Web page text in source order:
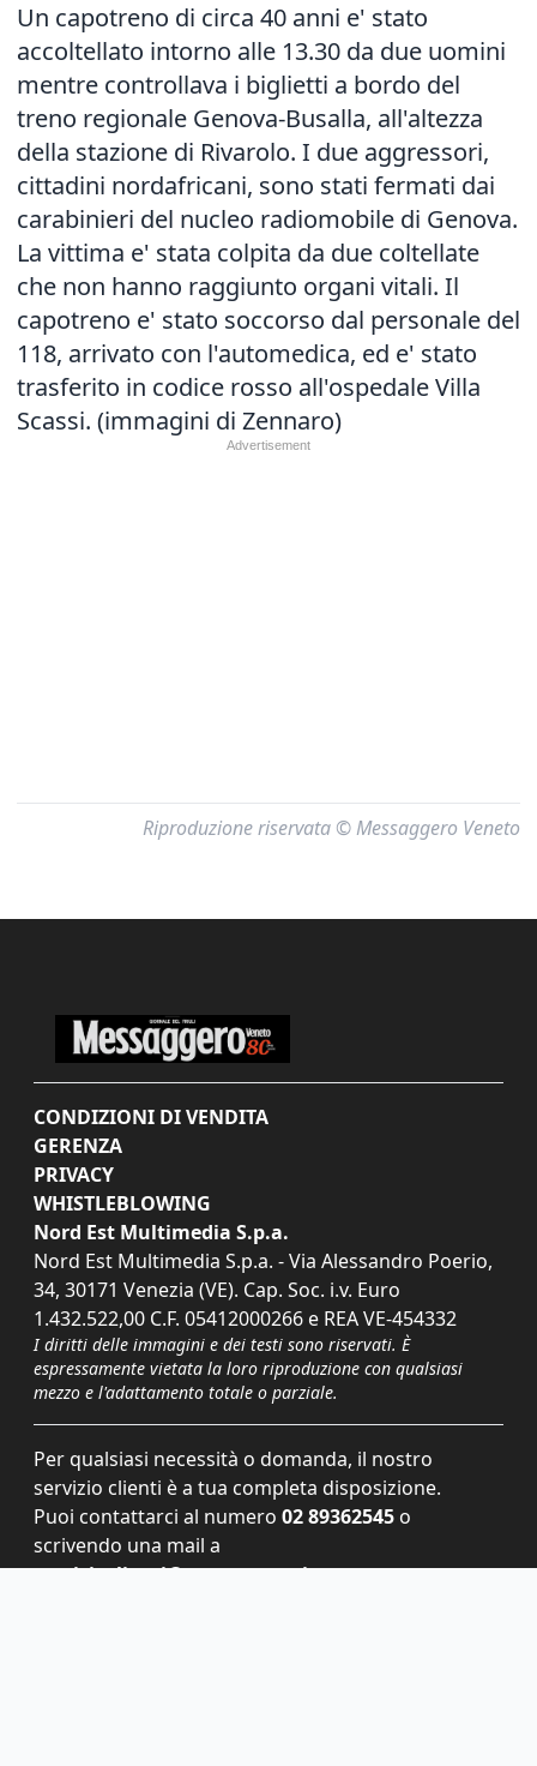
Un capotreno di circa 40 anni e' stato
accoltellato intorno alle 13.30 da due uomini
mentre controllava i biglietti a bordo del
treno regionale Genova-Busalla, all'altezza
della stazione di Rivarolo. I due aggressori,
cittadini nordafricani, sono stati fermati dai
carabinieri del nucleo radiomobile di Genova.
La vittima e' stata colpita da due coltellate
che non hanno raggiunto organi vitali. Il
capotreno e' stato soccorso dal personale del
118, arrivato con l'automedica, ed e' stato
trasferito in codice rosso all'ospedale Villa
Scassi. (immagini di Zennaro)
Riproduzione riservata © Messaggero Veneto
CONDIZIONI DI VENDITA
GERENZA
PRIVACY
WHISTLEBLOWING
Nord Est Multimedia S.p.a.
Nord Est Multimedia S.p.a. - Via Alessandro Poerio,
34, 30171 Venezia (VE). Cap. Soc. i.v. Euro
1.432.522,00 C.F. 05412000266 e REA VE-454332
I diritti delle immagini e dei testi sono riservati. È
espressamente vietata la loro riproduzione con qualsiasi
mezzo e l'adattamento totale o parziale.
Per qualsiasi necessità o domanda, il nostro
servizio clienti è a tua completa disposizione.
Puoi contattarci al numero 02 89362545 o
scrivendo una mail a
servizioclienti@grupponem.it.